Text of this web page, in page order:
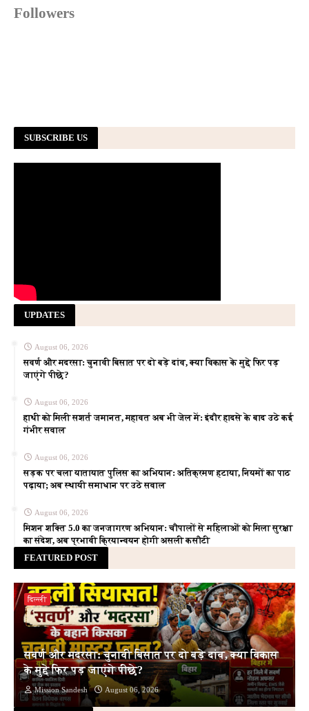
Followers
SUBSCRIBE US
UPDATES
August 06, 2026
सवर्ण और मदरसा: चुनावी बिसात पर दो बड़े दांव, क्या विकास के मुद्दे फिर पड़
जाएंगे पीछे?
August 06, 2026
हाथी को मिली सशर्त जमानत, महावत अब भी जेल में: इंदौर हादसे के बाद उठे कई
गंभीर सवाल
August 06, 2026
सड़क पर चला यातायात पुलिस का अभियान: अतिक्रमण हटाया, नियमों का पाठ
पढ़ाया; अब स्थायी समाधान पर उठे सवाल
August 06, 2026
मिशन शक्ति 5.0 का जनजागरण अभियान: चौपालों से महिलाओं को मिला सुरक्षा
का संदेश, अब प्रभावी क्रियान्वयन होगी असली कसौटी
FEATURED POST
दिल्ली
सवर्ण और मदरसा: चुनावी बिसात पर दो बड़े दांव, क्या विकास
के मुद्दे फिर पड़ जाएंगे पीछे?
Mission Sandesh August 06, 2026